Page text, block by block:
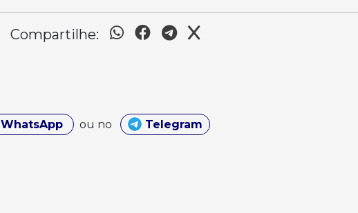
Compartilhe:
WhatsApp ou no Telegram